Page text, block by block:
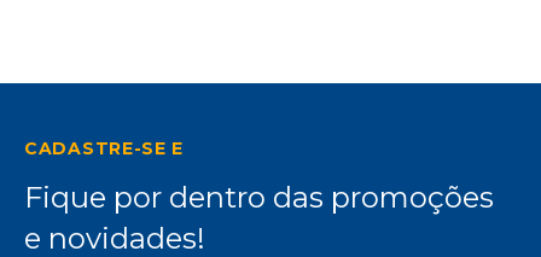
CADASTRE-SE E
Fique por dentro das promoções
e novidades!